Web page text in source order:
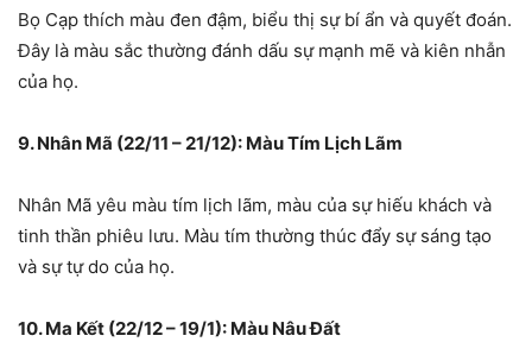
Bọ Cạp thích màu đen đậm, biểu thị sự bí ẩn và quyết đoán.
Đây là màu sắc thường đánh dấu sự mạnh mẽ và kiên nhẫn
của họ.
9. Nhân Mã (22/11 – 21/12): Màu Tím Lịch Lãm
Nhân Mã yêu màu tím lịch lãm, màu của sự hiếu khách và
tinh thần phiêu lưu. Màu tím thường thúc đẩy sự sáng tạo
và sự tự do của họ.
10. Ma Kết (22/12 – 19/1): Màu Nâu Đất